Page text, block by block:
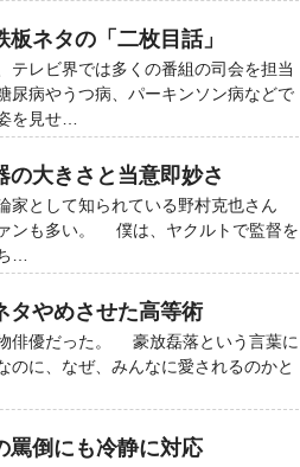
ネタの「二枚目話」
レビ界では多くの番組の司会を担当
尿病やうつ病、パーキンソン病などで
を見せ…
大きさと当意即妙さ
として知られている野村克也さん
ンも多い。 僕は、ヤクルトで監督を
…
タやめさせた高等術
俳優だった。 豪放磊落という言葉に
のに、なぜ、みんなに愛されるのかと
罵倒にも冷静に対応